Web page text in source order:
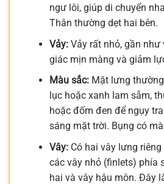
ngư lôi, giúp di chuyển
Thân thường dẹt hai bên.
Vảy:Vảy rất nhỏ, gần như
giác mịn màng và giảm
Màu sắc:Mặt lưng
lục hoặc xanh lam sẫm,
hoặc đốm đen để ngụy
sáng mặt trời. Bụng có
Vây:Có hai vây lưng
các vây nhỏ (finlets) phía
hai và vây hậu môn. Đây